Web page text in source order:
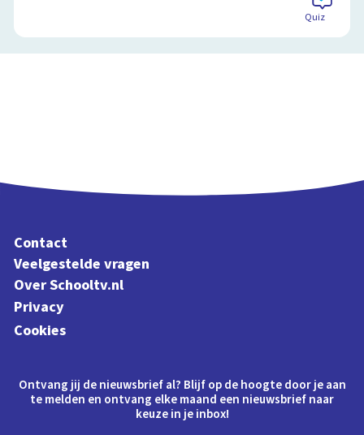
Quiz
Contact
Veelgestelde vragen
Over Schooltv.nl
Privacy
Cookies
Ontvang jij de nieuwsbrief al? Blijf op de hoogte door je aan
te melden en ontvang elke maand een nieuwsbrief naar
keuze in je inbox!